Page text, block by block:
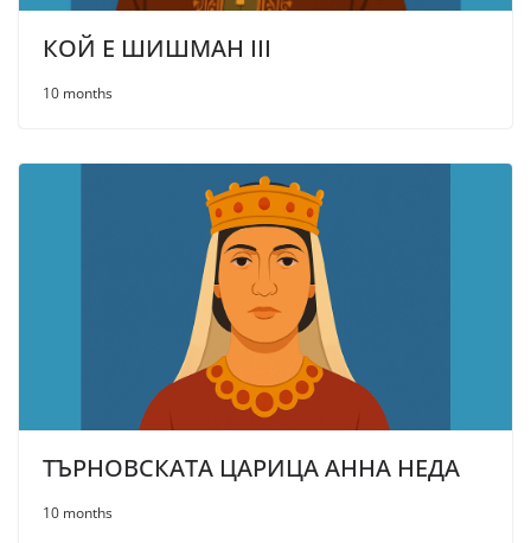
КОЙ Е ШИШМАН III
10 months
ТЪРНОВСКАТА ЦАРИЦА АННА НЕДА
10 months